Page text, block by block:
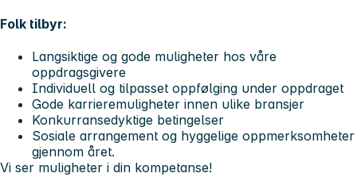
Folk tilbyr:
Langsiktige og gode muligheter hos våre
oppdragsgivere
Individuell og tilpasset oppfølging under oppdraget
Gode karrieremuligheter innen ulike bransjer
Konkurransedyktige betingelser
Sosiale arrangement og hyggelige oppmerksomheter
gjennom året.
Vi ser muligheter i din kompetanse!